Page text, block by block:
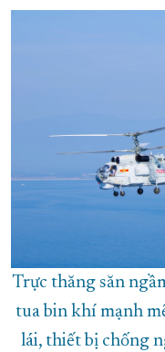
Trực thăng săn
tua bin khí mạnh
lái, thiết bị chống